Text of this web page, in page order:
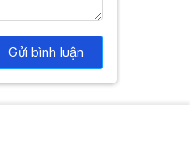
Gửi bình luận